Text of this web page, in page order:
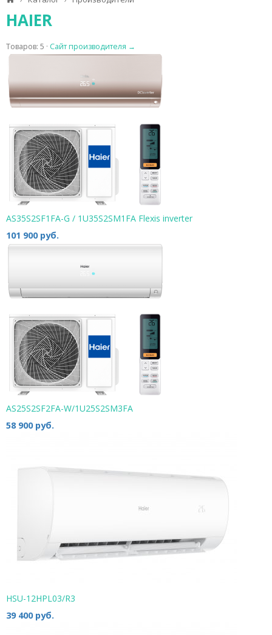
HAIER
Товаров: 5 · Сайт производителя →
AS35S2SF1FA-G / 1U35S2SM1FA Flexis inverter
101 900 руб.
AS25S2SF2FA-W/1U25S2SM3FA
58 900 руб.
HSU-12HPL03/R3
39 400 руб.